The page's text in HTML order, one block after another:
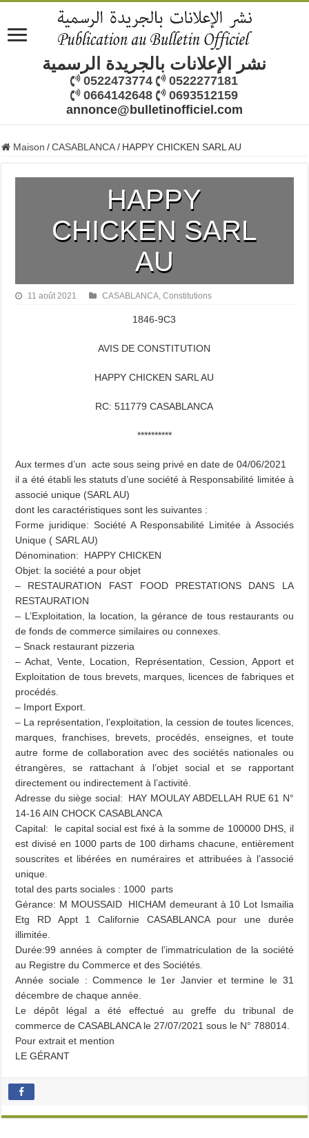
نشر الإعلانات بالجريدة الرسمية
0522473774
0522277181
0664142648
0693512159
annonce@bulletinofficiel.com
Maison / CASABLANCA / HAPPY CHICKEN SARL AU
HAPPY
CHICKEN SARL
AU
11 août 2021 CASABLANCA,Constitutions
1846-9C3
AVIS DE CONSTITUTION
HAPPY CHICKEN SARL AU
RC: 511779 CASABLANCA
**********
Aux termes d’un acte sous seing privé en date de 04/06/2021
il a été établi les statuts d’une société à Responsabilité limitée à
associé unique (SARL AU)
dont les caractéristiques sont les suivantes :
Forme juridique: Société A Responsabilité Limitée à Associés
Unique ( SARL AU)
Dénomination: HAPPY CHICKEN
Objet: la société a pour objet
– RESTAURATION FAST FOOD PRESTATIONS DANS LA
RESTAURATION
– L’Exploitation, la location, la gérance de tous restaurants ou
de fonds de commerce similaires ou connexes.
– Snack restaurant pizzeria
– Achat, Vente, Location, Représentation, Cession, Apport et
Exploitation de tous brevets, marques, licences de fabriques et
procédés.
– Import Export.
– La représentation, l’exploitation, la cession de toutes licences,
marques, franchises, brevets, procédés, enseignes, et toute
autre forme de collaboration avec des sociétés nationales ou
étrangères, se rattachant à l’objet social et se rapportant
directement ou indirectement à l’activité.
Adresse du siège social: HAY MOULAY ABDELLAH RUE 61 N°
14-16 AIN CHOCK CASABLANCA
Capital: le capital social est fixé à la somme de 100000 DHS, il
est divisé en 1000 parts de 100 dirhams chacune, entièrement
souscrites et libérées en numéraires et attribuées à l’associé
unique.
total des parts sociales : 1000 parts
Gérance: M MOUSSAID HICHAM demeurant à 10 Lot Ismailia
Etg RD Appt 1 Californie CASABLANCA pour une durée
illimitée.
Durée:99 années à compter de l’immatriculation de la société
au Registre du Commerce et des Sociétés.
Année sociale : Commence le 1er Janvier et termine le 31
décembre de chaque année.
Le dépôt légal a été effectué au greffe du tribunal de
commerce de CASABLANCA le 27/07/2021 sous le N° 788014.
Pour extrait et mention
LE GÉRANT